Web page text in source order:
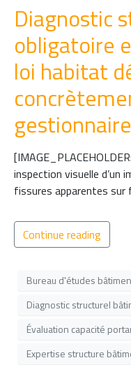
Diagnostic
obligatoire
loi habitat
inspection visuelle d’un
fissures apparentes sur
Continue reading
Bureau d'études
Diagnostic structurel
Évaluation capacité
Expertise structure